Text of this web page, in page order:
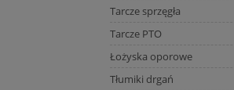
Tarcze sprzęgła
Tarcze PTO
Łożyska oporowe
Tłumiki drgań